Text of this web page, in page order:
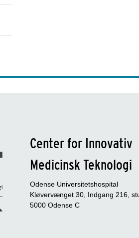
Center for Innovativ
Medicinsk Teknologi
Odense Universitetshospital
Kløvervænget 30, Indgang 216,
5000 Odense C